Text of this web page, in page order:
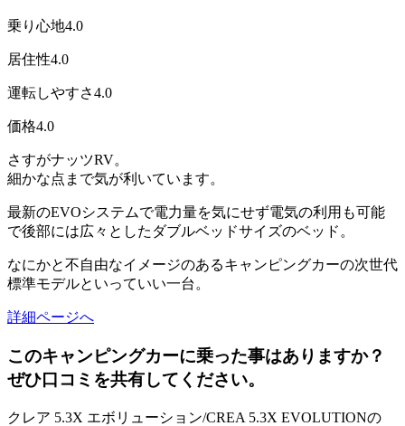
乗り心地4.0
居住性4.0
運転しやすさ4.0
価格4.0
さすがナッツRV。
細かな点まで気が利いています。
最新のEVOシステムで電力量を気にせず電気の利用も可能
で後部には広々としたダブルベッドサイズのベッド。
なにかと不自由なイメージのあるキャンピングカーの次世代
標準モデルといっていい一台。
詳細ページへ
このキャンピングカーに乗った事はありますか？
ぜひ口コミを共有してください。
クレア 5.3X エボリューション/CREA 5.3X EVOLUTIONの